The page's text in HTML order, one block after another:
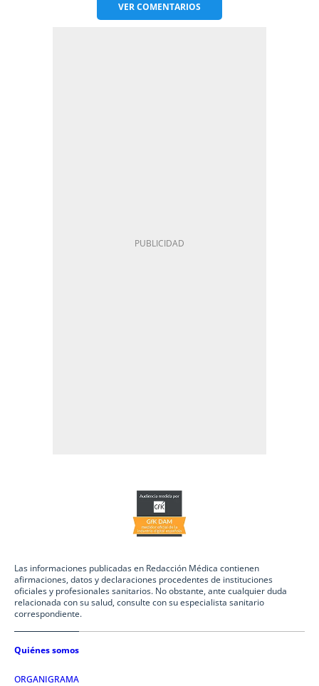
VERCOMENTARIOS
Las informaciones publicadas en Redacción Médica contienen
afirmaciones, datos y declaraciones procedentes de instituciones
oficiales y profesionales sanitarios. No obstante, ante cualquier duda
relacionada con su salud, consulte con su especialista sanitario
correspondiente.
Quiénes somos
ORGANIGRAMA